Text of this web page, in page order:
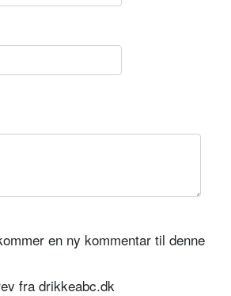
en ny kommentar til denne
fra drikkeabc.dk